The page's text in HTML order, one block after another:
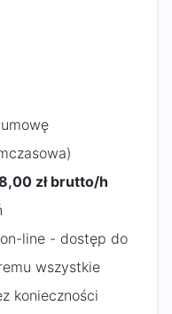
zł brutto/h
line - dostęp do
wszystkie
konieczności